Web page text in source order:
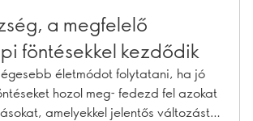
a megfelelő
föntésekkel kezdődik
életmódot folytatani, ha jó
hozol meg- fedezd fel azokat
amelyekkel jelentős változást